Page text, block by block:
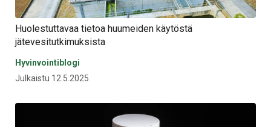
Huolestuttavaa tietoa huumeiden käytöstä
jätevesitutkimuksista
Hyvinvointiblogi
Julkaistu 12.5.2025